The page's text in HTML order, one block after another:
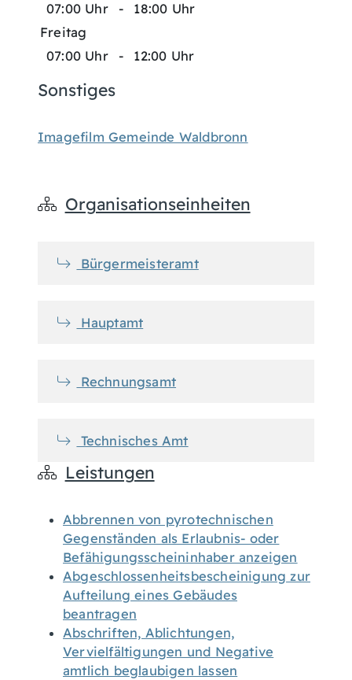
07:00 Uhr
-
18:00 Uhr
Freitag
07:00 Uhr
- 12:00 Uhr
Sonstiges
Imagefilm Gemeinde Waldbronn
Organisationseinheiten
Bürgermeisteramt
Hauptamt
Rechnungsamt
Technisches Amt
Leistungen
Abbrennen von pyrotechnischen
Gegenständen als Erlaubnis- oder
Befähigungsscheininhaber anzeigen
Abgeschlossenheitsbescheinigung zur
Aufteilung eines Gebäudes
beantragen
Abschriften, Ablichtungen,
Vervielfältigungen und Negative
amtlich beglaubigen lassen